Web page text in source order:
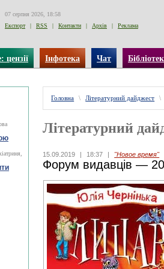
07 серпня 2026, 18:58
Експорт
| RSS | Контакти | Архів | Реклама
цензії Інфотека Чат
Головна \ Літературний дайджест \
Літературний
15.09.2019 | 18:37 | "Новое время"
Форум видавців —